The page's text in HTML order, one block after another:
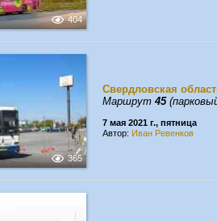
404
365
Свердловская
Маршрут 45
7 мая 2021 г., пятница
Автор: Иван Ревенков